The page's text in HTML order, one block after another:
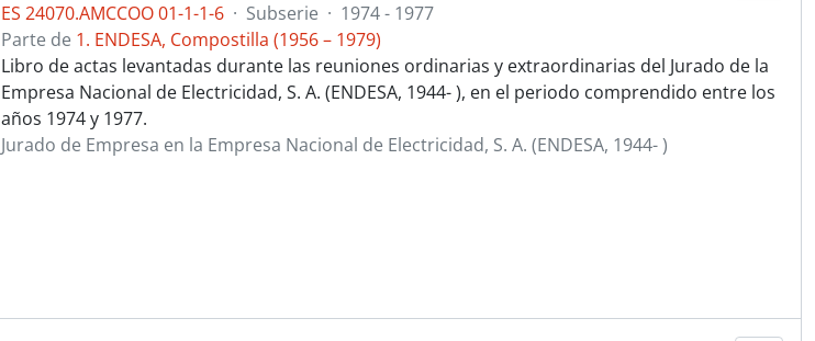
ES 24070.AMCCOO 01-1-1-6 · Subserie · 1974 - 1977
Parte de 1. ENDESA, Compostilla (1956 – 1979)
Libro de actas levantadas durante las reuniones ordinarias y extraordinarias del Jurado de la
Empresa Nacional de Electricidad, S. A. (ENDESA, 1944- ), en el periodo comprendido entre los
años 1974 y 1977.
Jurado de Empresa en la Empresa Nacional de Electricidad, S. A. (ENDESA, 1944- )